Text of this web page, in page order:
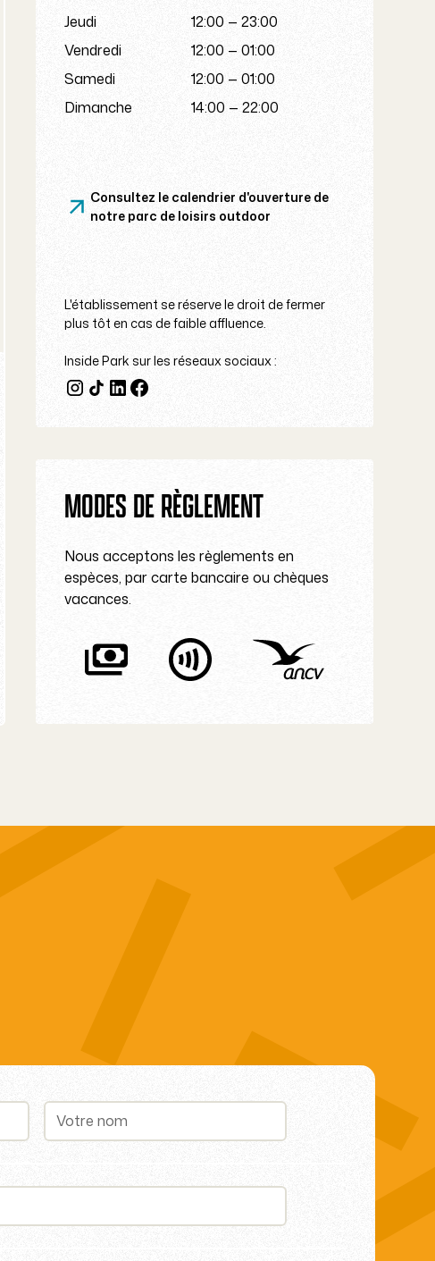
Jeudi
12:00 — 23:00
Vendredi
12:00 — 01:00
Samedi
12:00 — 01:00
Dimanche
14:00 — 22:00
Consultez le calendrier d'ouverture de
notre parc de loisirs outdoor
L'établissement se réserve le droit de fermer
plus tôt en cas de faible affluence.
Inside Park sur les réseaux sociaux :
MODES DE RÈGLEMENT
Nous acceptons les règlements en
espèces, par carte bancaire ou chèques
vacances.